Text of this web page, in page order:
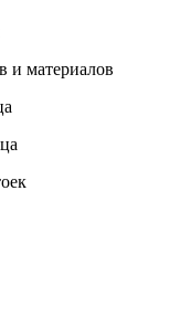
и материалов